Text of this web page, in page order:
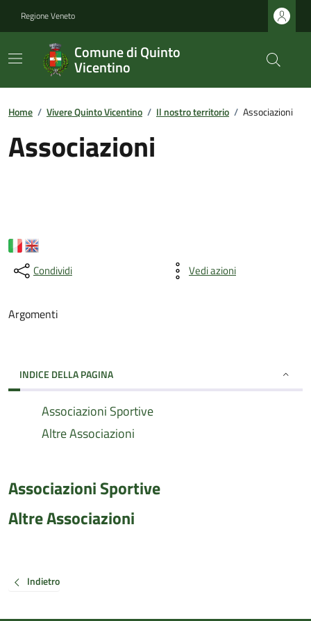
Regione Veneto
Comune di Quinto
Vicentino
Home / Vivere Quinto Vicentino / Il nostro territorio / Associazioni
Associazioni
Condividi Vedi azioni
Argomenti
INDICE DELLA PAGINA
Associazioni Sportive
Altre Associazioni
Associazioni Sportive
Altre Associazioni
Indietro